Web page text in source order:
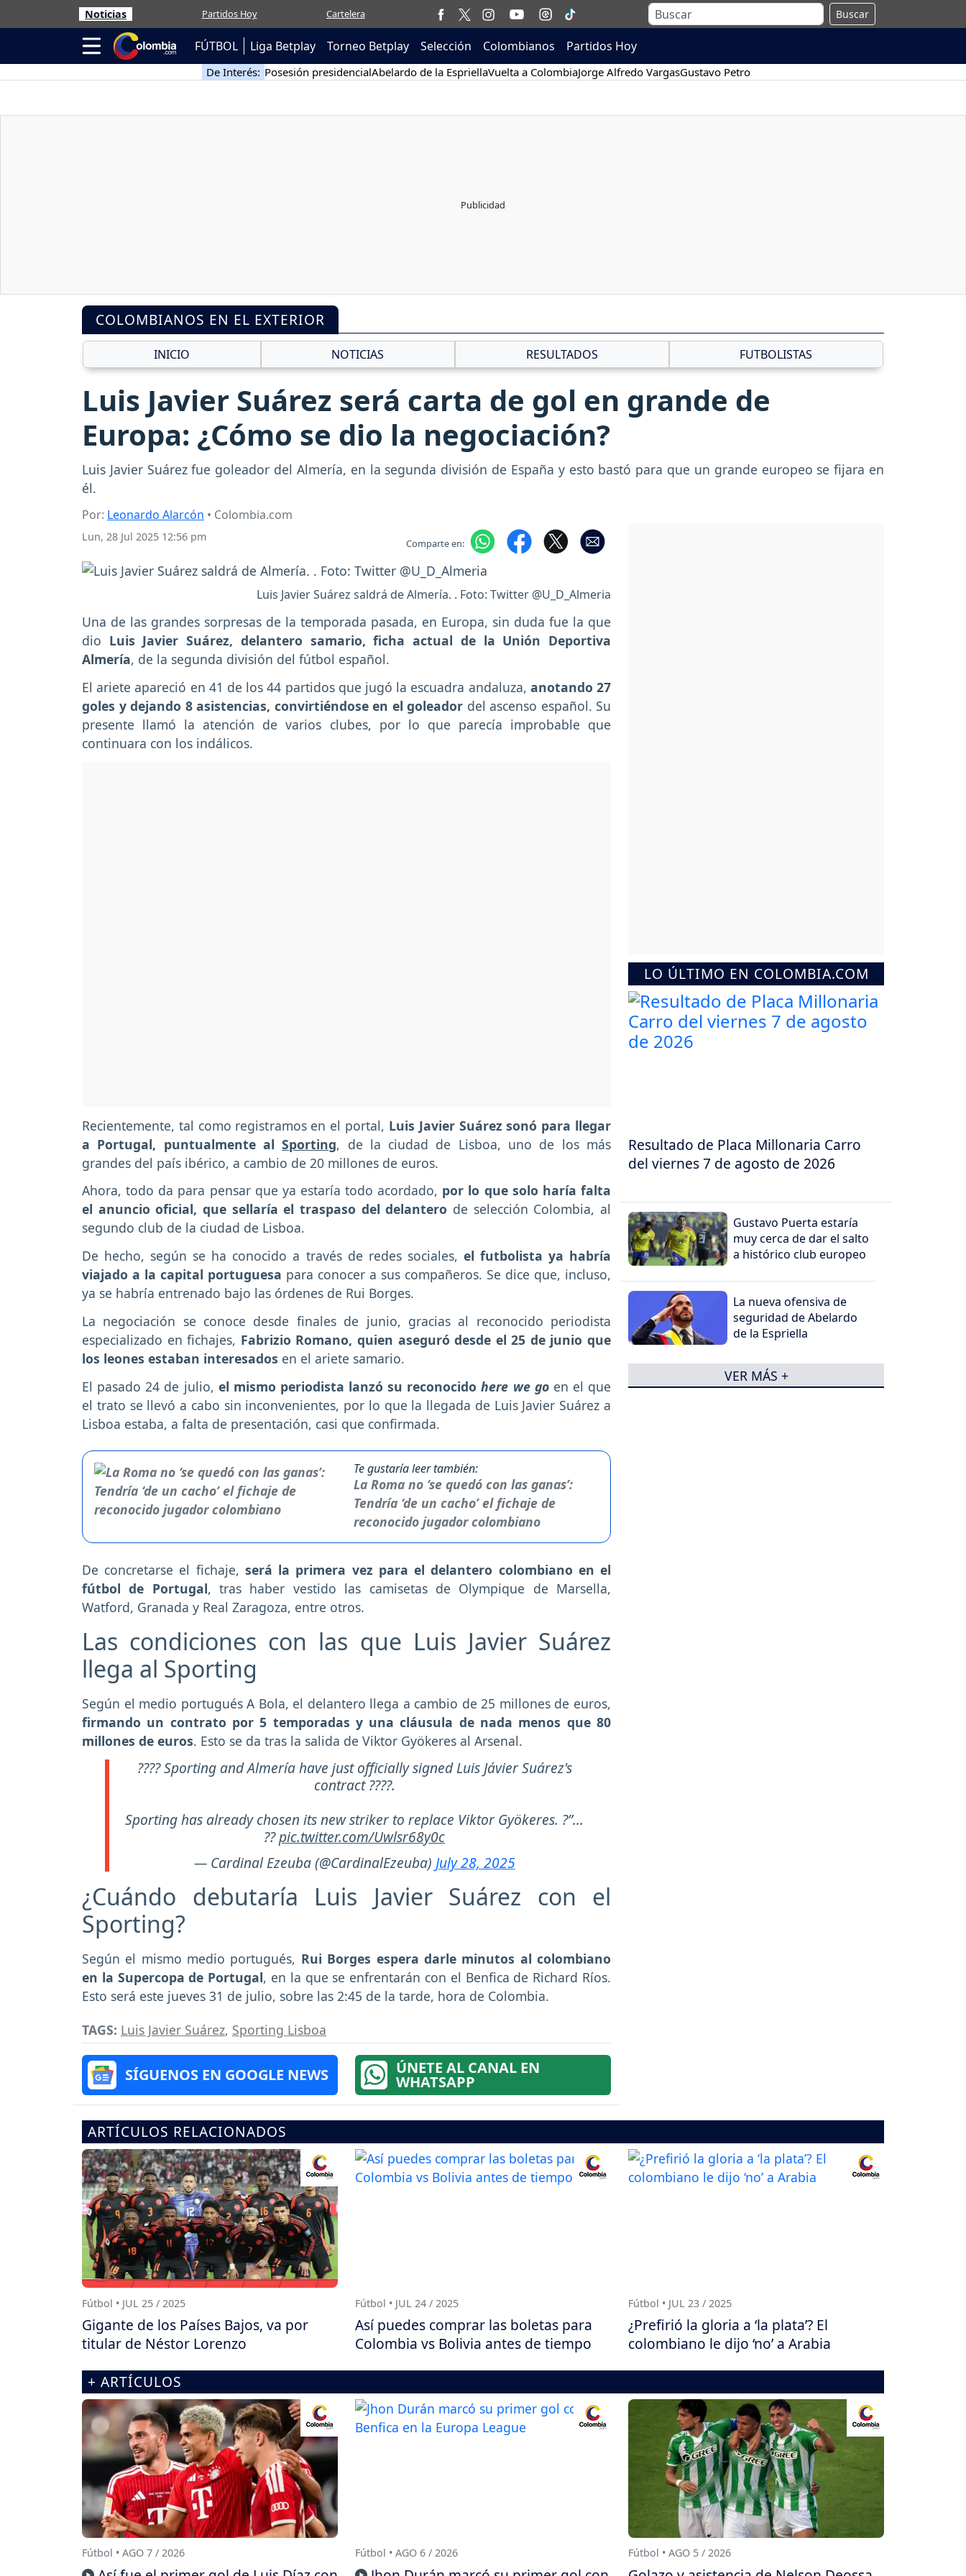
Noticias Partidos Hoy Cartelera Buscar
FÚTBOL Liga Betplay Torneo Betplay Selección Colombianos Partidos Hoy
De Interés: Posesión presidencialAbelardo de la EspriellaVuelta a ColombiaJorge Alfredo VargasGustavo Petro
COLOMBIANOS EN EL EXTERIOR
INICIO NOTICIAS RESULTADOS FUTBOLISTAS
Luis Javier Suárez será carta de gol en grande de
Europa: ¿Cómo se dio la negociación?
Luis Javier Suárez fue goleador del Almería, en la segunda división de España y esto bastó para que un grande europeo se fijara en
él.
Por: Leonardo Alarcón • Colombia.com
Lun, 28 Jul 2025 12:56 pm Comparte en:
Luis Javier Suárez saldrá de Almería. . Foto: Twitter @U_D_Almeria
Una de las grandes sorpresas de la temporada pasada, en Europa, sin duda fue la que
dio Luis Javier Suárez, delantero samario, ficha actual de la Unión Deportiva
Almería, de la segunda división del fútbol español.
El ariete apareció en 41 de los 44 partidos que jugó la escuadra andaluza, anotando 27
goles y dejando 8 asistencias, convirtiéndose en el goleador del ascenso español. Su
presente llamó la atención de varios clubes, por lo que parecía improbable que
continuara con los indálicos.
Recientemente, tal como registramos en el portal, Luis Javier Suárez sonó para llegar
a Portugal, puntualmente alSporting, de la ciudad de Lisboa, uno de los más
grandes del país ibérico, a cambio de 20 millones de euros.
Ahora, todo da para pensar que ya estaría todo acordado, por lo que solo haría falta
el anuncio oficial, que sellaría el traspaso del delantero de selección Colombia, al
segundo club de la ciudad de Lisboa.
De hecho, según se ha conocido a través de redes sociales, el futbolista ya habría
viajado a la capital portuguesa para conocer a sus compañeros. Se dice que, incluso,
ya se habría entrenado bajo las órdenes de Rui Borges.
La negociación se conoce desde finales de junio, gracias al reconocido periodista
especializado en fichajes, Fabrizio Romano, quien aseguró desde el 25 de junio que
los leones estaban interesados en el ariete samario.
El pasado 24 de julio, el mismo periodista lanzó su reconocidohere we goen el que
el trato se llevó a cabo sin inconvenientes, por lo que la llegada de Luis Javier Suárez a
Lisboa estaba, a falta de presentación, casi que confirmada.
Te gustaría leer también:
La Roma no ‘se quedó con las ganas’:
Tendría ‘de un cacho’ el fichaje de
reconocido jugador colombiano
De concretarse el fichaje, será la primera vez para el delantero colombiano en el
fútbol de Portugal, tras haber vestido las camisetas de Olympique de Marsella,
Watford, Granada y Real Zaragoza, entre otros.
Las condiciones con las que Luis Javier Suárez
llega al Sporting
Según el medio portugués A Bola, el delantero llega a cambio de 25 millones de euros,
firmando un contrato por 5 temporadas y una cláusula de nada menos que 80
millones de euros. Esto se da tras la salida de Viktor Gyökeres al Arsenal.
???? Sporting and Almería have just officially signed Luis Jávier Suárez's
contract ????.
Sporting has already chosen its new striker to replace Viktor Gyökeres. ?”...
??pic.twitter.com/Uwlsr68y0c
— Cardinal Ezeuba (@CardinalEzeuba) July 28, 2025
¿Cuándo debutaría Luis Javier Suárez con el
Sporting?
Según el mismo medio portugués, Rui Borges espera darle minutos al colombiano
en la Supercopa de Portugal, en la que se enfrentarán con el Benfica de Richard Ríos.
Esto será este jueves 31 de julio, sobre las 2:45 de la tarde, hora de Colombia.
TAGS: Luis Javier Suárez, Sporting Lisboa
SÍGUENOS EN GOOGLE NEWS ÚNETE AL CANAL EN
WHATSAPP
LO ÚLTIMO EN COLOMBIA.COM
Resultado de Placa Millonaria Carro
del viernes 7 de agosto de 2026
Gustavo Puerta estaría
muy cerca de dar el salto
a histórico club europeo
La nueva ofensiva de
seguridad de Abelardo
de la Espriella
VER MÁS +
ARTÍCULOS RELACIONADOS
Fútbol • JUL 25 / 2025
Gigante de los Países Bajos, va por
titular de Néstor Lorenzo
Fútbol • JUL 24 / 2025
Así puedes comprar las boletas para
Colombia vs Bolivia antes de tiempo
Fútbol • JUL 23 / 2025
¿Prefirió la gloria a ‘la plata’? El
colombiano le dijo ‘no’ a Arabia
+ ARTÍCULOS
Fútbol • AGO 7 / 2026 Fútbol • AGO 6 / 2026 Fútbol • AGO 5 / 2026